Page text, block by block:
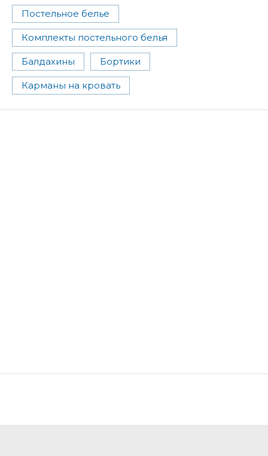
Постельное белье
Комплекты постельного белья
Балдахины Бортики
Карманы на кровать